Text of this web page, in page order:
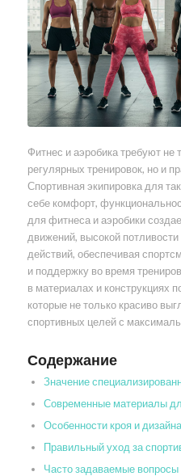
Фитнес и аэробика требуют не
регулярных тренировок, но и
Спортивная экипировка для
себе комфорт,
для фитнеса и аэробики
движений, высокой
действий, обеспечивая
и поддержку во время
в материалах и конструкциях
которые не только красиво
спортивных целей с
Содержание
Значение
Современные материалы
Особенности кроя и
Правильный уход за
Часто задаваемые вопросы